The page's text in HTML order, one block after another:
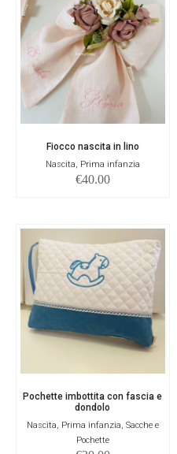
Fiocco nascita in lino
Nascita, Prima infanzia
€40.00
Pochette imbottita con fascia e
dondolo
Nascita, Prima infanzia, Sacche e
Pochette